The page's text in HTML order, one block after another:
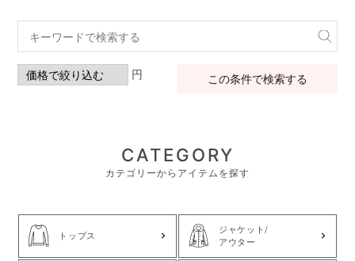
円 この条件で検索する
CATEGORY
カテゴリーからアイテムを探す
トップス
ジャケット/
アウター